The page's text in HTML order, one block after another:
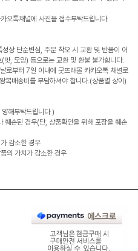
오톡채널에 사진을 접수부탁드립니다.
상 단순변심, 주문 착오 시 교환 및 반품이 어
맛, 모양) 등으로는 교환 및 환불 불가합니다.
부터 7일 이내에 굿뜨래몰 카카오톡 채널로
복배송비를 부담하셔야 합니다.(상품별 상이)
해부탁드립니다.)
훼손된 경우(단, 상품확인을 위해 포장을 훼손
감소한 경우
의 가치가 감소한 경우